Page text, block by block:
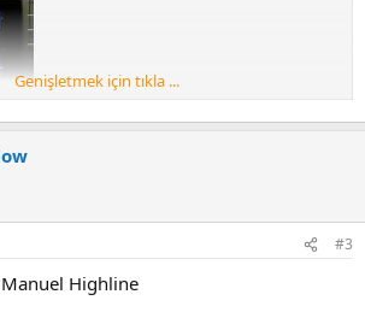
Genişletmek için tıkla ...
#3
Manuel Highline